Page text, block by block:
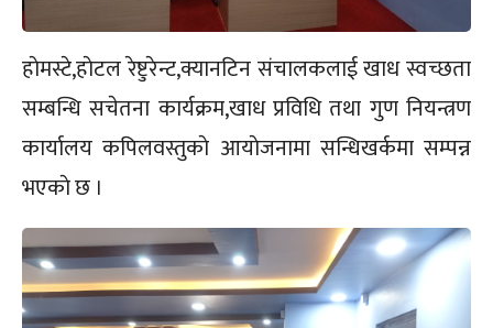
हाेमस्टे,हाेटल रेष्टुरेन्ट,क्यानटिन संचालकलाई खाध स्वच्छता
सम्बन्धि सचेतना कार्यक्रम,खाध प्रविधि तथा गुण नियन्त्रण
कार्यालय कपिलवस्तुकाे आयाेजनामा सन्धिखर्कमा सम्पन्न
भएकाे छ ।